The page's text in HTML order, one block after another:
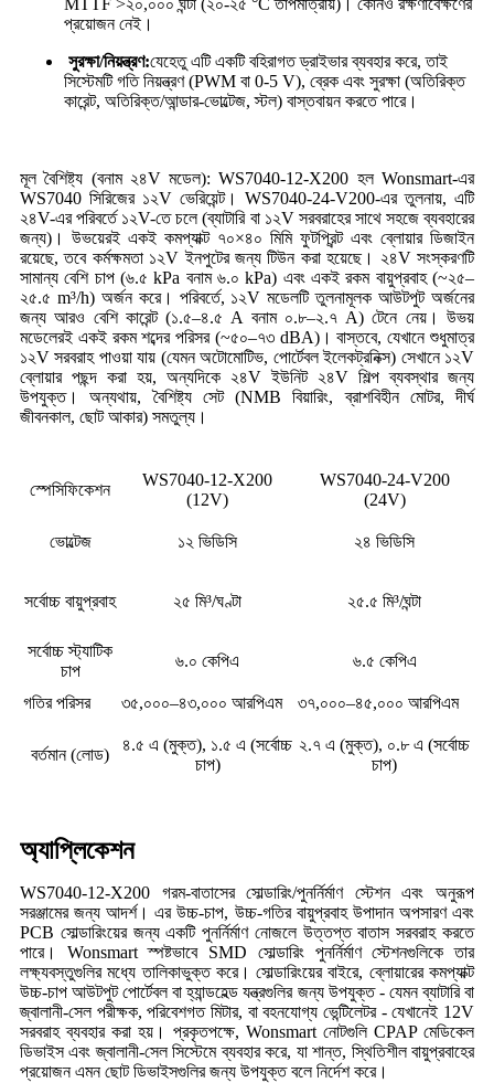
MTTF >২০,০০০ ঘন্টা (২০-২৫ °C তাপমাত্রায়)। কোনও রক্ষণাবেক্ষণের
প্রয়োজন নেই।
সুরক্ষা/নিয়ন্ত্রণ:যেহেতু এটি একটি বহিরাগত ড্রাইভার ব্যবহার করে, তাই
সিস্টেমটি গতি নিয়ন্ত্রণ (PWM বা 0-5 V), ব্রেক এবং সুরক্ষা (অতিরিক্ত
কারেন্ট, অতিরিক্ত/আন্ডার-ভোল্টেজ, স্টল) বাস্তবায়ন করতে পারে।
মূল বৈশিষ্ট্য (বনাম ২৪V মডেল): WS7040-12-X200 হল Wonsmart-এর
WS7040 সিরিজের ১২V ভেরিয়েন্ট। WS7040-24-V200-এর তুলনায়, এটি
২৪V-এর পরিবর্তে ১২V-তে চলে (ব্যাটারি বা ১২V সরবরাহের সাথে সহজে ব্যবহারের
জন্য)। উভয়েরই একই কমপ্যাক্ট ৭০×৪০ মিমি ফুটপ্রিন্ট এবং ব্লোয়ার ডিজাইন
রয়েছে, তবে কর্মক্ষমতা ১২V ইনপুটের জন্য টিউন করা হয়েছে। ২৪V সংস্করণটি
সামান্য বেশি চাপ (৬.৫ kPa বনাম ৬.০ kPa) এবং একই রকম বায়ুপ্রবাহ (~২৫–
২৫.৫ m³/h) অর্জন করে। পরিবর্তে, ১২V মডেলটি তুলনামূলক আউটপুট অর্জনের
জন্য আরও বেশি কারেন্ট (১.৫–৪.৫ A বনাম ০.৮–২.৭ A) টেনে নেয়। উভয়
মডেলেরই একই রকম শব্দের পরিসর (~৫০–৭৩ dBA)। বাস্তবে, যেখানে শুধুমাত্র
১২V সরবরাহ পাওয়া যায় (যেমন অটোমোটিভ, পোর্টেবল ইলেকট্রনিক্স) সেখানে ১২V
ব্লোয়ার পছন্দ করা হয়, অন্যদিকে ২৪V ইউনিট ২৪V শিল্প ব্যবস্থার জন্য
উপযুক্ত। অন্যথায়, বৈশিষ্ট্য সেট (NMB বিয়ারিং, ব্রাশবিহীন মোটর, দীর্ঘ
জীবনকাল, ছোট আকার) সমতুল্য।
স্পেসিফিকেশন
WS7040-12-X200
(12V)
WS7040-24-V200
(24V)
ভোল্টেজ ১২ ভিডিসি ২৪ ভিডিসি
সর্বোচ্চ বায়ুপ্রবাহ ২৫ মি³/ঘণ্টা ২৫.৫ মি³/ঘন্টা
সর্বোচ্চ স্ট্যাটিক
চাপ
৬.০ কেপিএ ৬.৫ কেপিএ
গতির পরিসর ৩৫,০০০–৪৩,০০০ আরপিএম ৩৭,০০০–৪৫,০০০ আরপিএম
বর্তমান (লোড)
৪.৫ এ (মুক্ত), ১.৫ এ (সর্বোচ্চ
চাপ)
২.৭ এ (মুক্ত), ০.৮ এ (সর্বোচ্চ
চাপ)
অ্যাপ্লিকেশন
WS7040-12-X200 গরম-বাতাসের সোল্ডারিং/পুনর্নির্মাণ স্টেশন এবং অনুরূপ
সরঞ্জামের জন্য আদর্শ। এর উচ্চ-চাপ, উচ্চ-গতির বায়ুপ্রবাহ উপাদান অপসারণ এবং
PCB সোল্ডারিংয়ের জন্য একটি পুনর্নির্মাণ নোজলে উত্তপ্ত বাতাস সরবরাহ করতে
পারে। Wonsmart স্পষ্টভাবে SMD সোল্ডারিং পুনর্নির্মাণ স্টেশনগুলিকে তার
লক্ষ্যবস্তুগুলির মধ্যে তালিকাভুক্ত করে। সোল্ডারিংয়ের বাইরে, ব্লোয়ারের কমপ্যাক্ট
উচ্চ-চাপ আউটপুট পোর্টেবল বা হ্যান্ডহেল্ড যন্ত্রগুলির জন্য উপযুক্ত - যেমন ব্যাটারি বা
জ্বালানী-সেল পরীক্ষক, পরিবেশগত মিটার, বা বহনযোগ্য ভেন্টিলেটর - যেখানেই 12V
সরবরাহ ব্যবহার করা হয়। প্রকৃতপক্ষে, Wonsmart নোটগুলি CPAP মেডিকেল
ডিভাইস এবং জ্বালানী-সেল সিস্টেমে ব্যবহার করে, যা শান্ত, স্থিতিশীল বায়ুপ্রবাহের
প্রয়োজন এমন ছোট ডিভাইসগুলির জন্য উপযুক্ত বলে নির্দেশ করে।